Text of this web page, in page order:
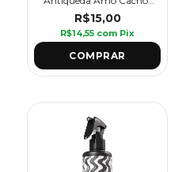
100 ml - Griffus
R$15,00
R$14,55 com Pix